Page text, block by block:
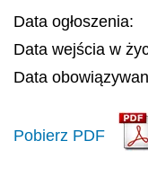
Data ogłoszenia:
Data wejścia w
Data
Pobierz PDF